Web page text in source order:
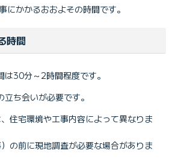
にかかるおおよその時間です。
時間
は30分～2時間程度です。
ち会いが必要です。
住宅環境や工事内容によって異なりま
の前に現地調査が必要な場合がありま